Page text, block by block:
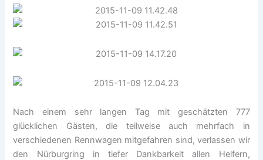
Nach einem sehr langen Tag mit geschätzten 777
glücklichen Gästen, die teilweise auch mehrfach in
verschiedenen Rennwagen mitgefahren sind, verlassen wir
den Nürburgring in tiefer Dankbarkeit allen Helfern,